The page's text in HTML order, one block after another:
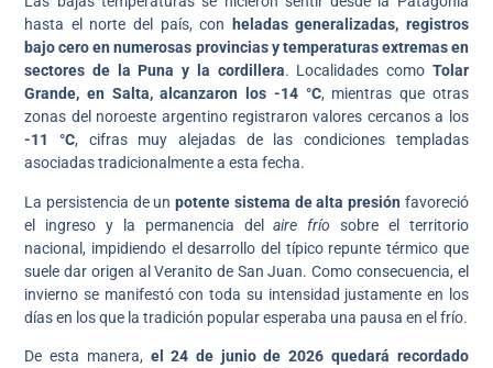
hasta el norte del país, con
heladas generalizadas, registros
bajo cero en numerosas provincias y temperaturas extremas en
sectores de la Puna y la cordillera. Localidades como Tolar
Grande, en Salta, alcanzaron los -14 °C, mientras que otras
zonas del noroeste argentino registraron valores cercanos a los
-11 °C, cifras muy alejadas de las condiciones templadas
asociadas tradicionalmente a esta fecha.
La persistencia de unpotente sistema de alta presión favoreció
el ingreso y la permanencia delaire frío sobre el territorio
nacional, impidiendo el desarrollo del típico repunte térmico que
suele dar origen al Veranito de San Juan. Como consecuencia, el
invierno se manifestó con toda su intensidad justamente en los
días en los que la tradición popular esperaba una pausa en el frío.
De esta manera, el 24 de junio de 2026 quedará recordado